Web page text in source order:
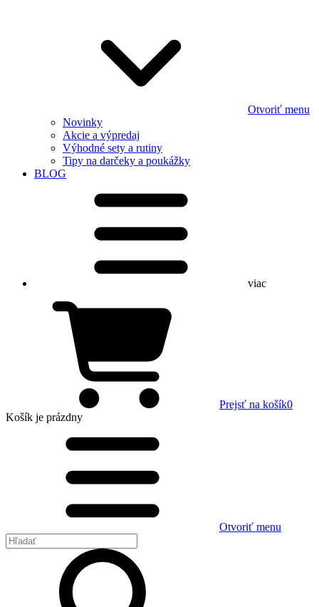
Otvoriť menu
Novinky
Akcie a výpredaj
Výhodné sety a rutiny
Tipy na darčeky a poukážky
BLOG
viac
Prejsť na košík0
Košík je prázdny
Otvoriť menu